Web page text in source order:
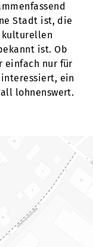
Stadt ist, die
kulturellen
ist. Ob
einfach nur für
ein
lohnenswert.